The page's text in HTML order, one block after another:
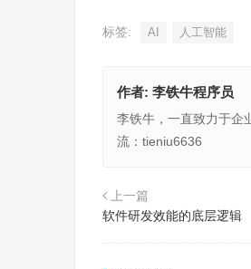
标签: AI 人工智能
作者: 李铁牛程序员
李铁牛，一直致力于企
流：tieniu6636
上一篇
软件研发效能的底层逻辑